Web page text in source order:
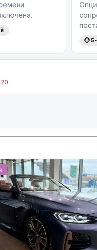
⏱ 5-